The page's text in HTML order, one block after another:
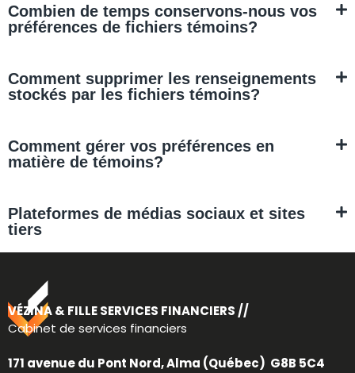
Combien de temps conservons-nous vos
préférences de fichiers témoins?
Comment supprimer les renseignements
stockés par les fichiers témoins?
Comment gérer vos préférences en
matière de témoins?
Plateformes de médias sociaux et sites
tiers
VÉZINA & FILLE SERVICES FINANCIERS //
Cabinet de services financiers
171 avenue du Pont Nord, Alma (Québec) G8B 5C4